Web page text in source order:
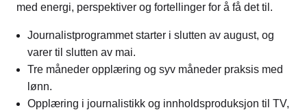
med energi, perspektiver og fortellinger for å få det til.
Journalistprogrammet starter i slutten av august, og
varer til slutten av mai.
Tre måneder opplæring og syv måneder praksis med
lønn.
Opplæring i journalistikk og innholdsproduksjon til TV,